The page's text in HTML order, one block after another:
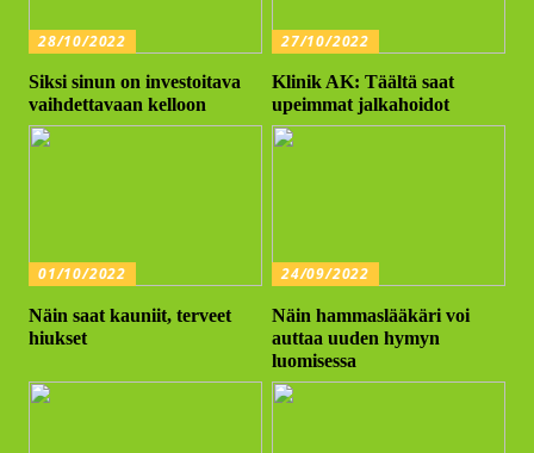
28/10/2022
Siksi sinun on investoitava
vaihdettavaan kelloon
27/10/2022
Klinik AK: Täältä saat
upeimmat jalkahoidot
01/10/2022
Näin saat kauniit, terveet
hiukset
24/09/2022
Näin hammaslääkäri voi
auttaa uuden hymyn
luomisessa